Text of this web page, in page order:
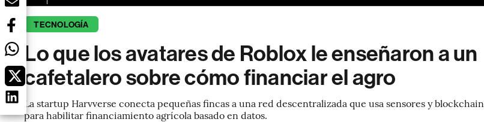
TECNOLOGÍA
Lo que los avatares de Roblox le enseñaron a un
cafetalero sobre cómo financiar el agro
La startup Harvverse conecta pequeñas fincas a una red descentralizada que usa sensores y blockchain
para habilitar financiamiento agrícola basado en datos.